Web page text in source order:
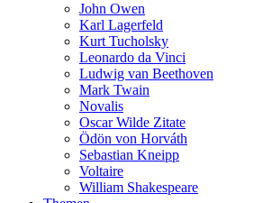
John Owen
Karl Lagerfeld
Kurt Tucholsky
Leonardo da Vinci
Ludwig van Beethoven
Mark Twain
Novalis
Oscar Wilde Zitate
Ödön von Horváth
Sebastian Kneipp
Voltaire
William Shakespeare